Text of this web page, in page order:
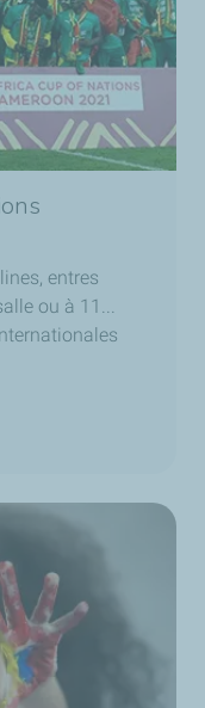
entres
ou à 11...